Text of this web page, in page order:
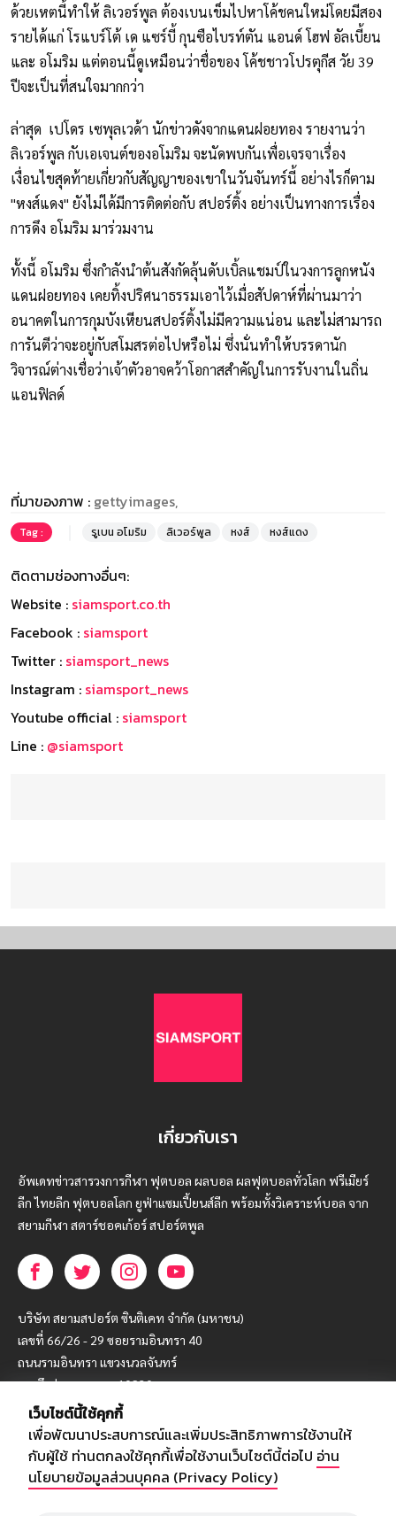
ด้วยเหตนี้ทำให้ ลิเวอร์พูล ต้องเบนเข็มไปหาโค้ชคนใหม่โดยมีสอง
รายได้แก่ โรแบร์โต้ เด แซร์บี้ กุนซือไบรท์ตัน แอนด์ โฮฟ อัลเบี้ยน
และ อโมริม แต่ตอนนี้ดูเหมือนว่าชื่อของ โค้ชชาวโปรตุกีส วัย 39
ปีจะเป็นที่สนใจมากกว่า
ล่าสุด เปโดร เซพุลเวด้า นักข่าวดังจากแดนฝอยทอง รายงานว่า
ลิเวอร์พูล กับเอเจนต์ของอโมริม จะนัดพบกันเพื่อเจรจาเรื่อง
เงื่อนไขสุดท้ายเกี่ยวกับสัญญาของเขาในวันจันทร์นี้ อย่างไรก็ตาม
"หงส์แดง" ยังไม่ได้มีการติดต่อกับ สปอร์ติ้ง อย่างเป็นทางการเรื่อง
การดึง อโมริม มาร่วมงาน
ทั้งนี้ อโมริม ซึ่งกำลังนำต้นสังกัดลุ้นดับเบิ้ลแชมป์ในวงการลูกหนัง
แดนฝอยทอง เคยทิ้งปริศนาธรรมเอาไว้เมื่อสัปดาห์ที่ผ่านมาว่า
อนาคตในการกุมบังเหียนสปอร์ติ้งไม่มีความแน่อน และไม่สามารถ
การันตีว่าจะอยู่กับสโมสรต่อไปหรือไม่ ซึ่งนั่นทำให้บรรดานัก
วิจารณ์ต่างเชื่อว่าเจ้าตัวอาจคว้าโอกาสสำคัญในการรับงานในถิ่น
แอนฟิลด์
ที่มาของภาพ : gettyimages,
Tag : รูเบน อโมริม ลิเวอร์พูล หงส์ หงส์แดง
ติดตามช่องทางอื่นๆ:
Website : siamsport.co.th
Facebook : siamsport
Twitter : siamsport_news
Instagram : siamsport_news
Youtube official : siamsport
Line : @siamsport
เกี่ยวกับเรา
อัพเดทข่าวสารวงการกีฬา ฟุตบอล ผลบอล ผลฟุตบอลทั่วโลก ฟรีเมียร์
ลีก ไทยลีก ฟุตบอลโลก ยูฟ่าแซมเปี้ยนส์ลีก พร้อมทั้งวิเคราะห์บอล จาก
สยามกีฬา สตาร์ชอคเก้อร์ สปอร์ตพูล
บริษัท สยามสปอร์ต ซินติเคท จำกัด (มหาชน)
เลขที่ 66/26 - 29 ซอยรามอินทรา 40
ถนนรามอินทรา แขวงนวลจันทร์
เขตบึงกุ่ม กรุงเทพฯ 10230
โทร : 02-5088-000
อีเมล์ : webmaster@siamsport.co.th
เว็บไซต์ : www.siamsport.co.th
เว็บไซต์นี้ใช้คุกกี้
เพื่อพัฒนาประสบการณ์และเพิ่มประสิทธิภาพการใช้งานให้
กับผู้ใช้ ท่านตกลงใช้คุกกี้เพื่อใช้งานเว็บไซต์นี้ต่อไป อ่าน
นโยบายข้อมูลส่วนบุคคล (Privacy Policy)